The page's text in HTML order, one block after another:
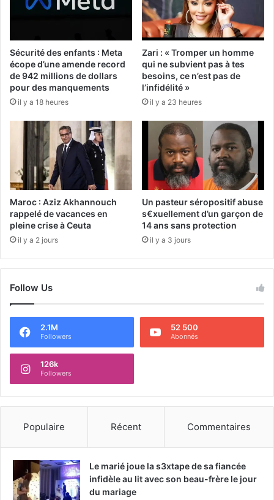
Sécurité des enfants : Meta
écope d’une amende record
de 942 millions de dollars
pour des manquements
il y a 18 heures
Zari : « Tromper un homme
qui ne subvient pas à tes
besoins, ce n’est pas de
l’infidélité »
il y a 23 heures
Maroc : Aziz Akhannouch
rappelé de vacances en
pleine crise à Ceuta
il y a 2 jours
Un pasteur séropositif abuse
s€xuellement d’un garçon de
14 ans sans protection
il y a 3 jours
Follow Us
2.1M
Followers
52 500
Abonnés
126k
Followers
Populaire Récent Commentaires
Le marié joue la s3xtape de sa fiancée
infidèle au lit avec son beau-frère le jour
du mariage